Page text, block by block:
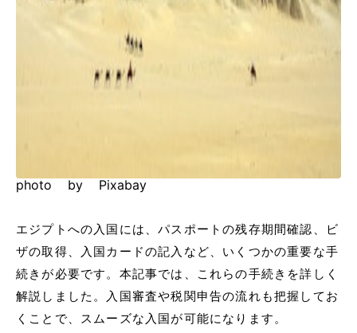
photo by Pixabay
エジプトへの入国には、パスポートの残存期間確認、ビ
ザの取得、入国カードの記入など、いくつかの重要な手
続きが必要です。本記事では、これらの手続きを詳しく
解説しました。入国審査や税関申告の流れも把握してお
くことで、スムーズな入国が可能になります。